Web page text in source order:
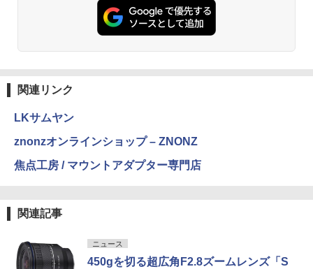
関連リンク
LKサムヤン
znonzオンラインショップ – ZNONZ
焦点工房 / マウントアダプター専門店
関連記事
ニュース
450gを切る超広角F2.8ズームレンズ「S